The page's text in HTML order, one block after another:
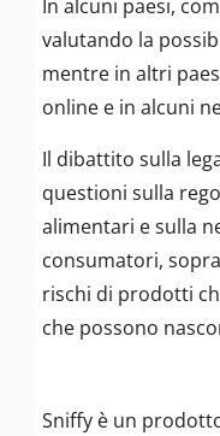
In alcuni paesi,
valutando la
mentre in altri
online e in alcuni
Il dibattito sulla
questioni sulla
alimentari e sulla
consumatori,
rischi di prodotti
che possono
Sniffy è un